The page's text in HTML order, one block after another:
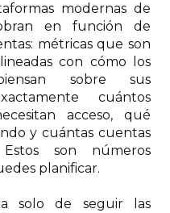
modernas de
en función de
métricas que son
con cómo los
sobre sus
cuántos
acceso, qué
y cuántas cuentas
son números
planificar.
solo de seguir las